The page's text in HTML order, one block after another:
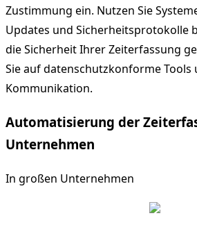
Zustimmung ein. Nutzen Sie
Updates und Sicherheitsprotokolle
die Sicherheit Ihrer Zeiterfassung
Sie auf datenschutzkonforme
Kommunikation.
Automatisierung der
Unternehmen
In großen Unternehmen